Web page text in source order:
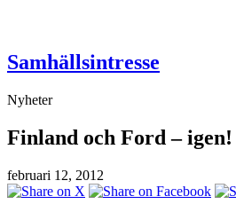
Samhällsintresse
Nyheter
Finland och Ford – igen!
februari 12, 2012